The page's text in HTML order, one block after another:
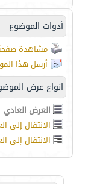
أدوات الموضوع
مشاهدة
أرسل هذا
انواع عرض
العرض العادي
الانتقال إلى
الانتقال إلى